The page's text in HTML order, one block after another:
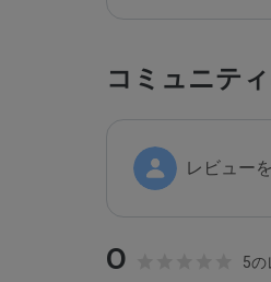
コミュニテ
レビュー
0 5の